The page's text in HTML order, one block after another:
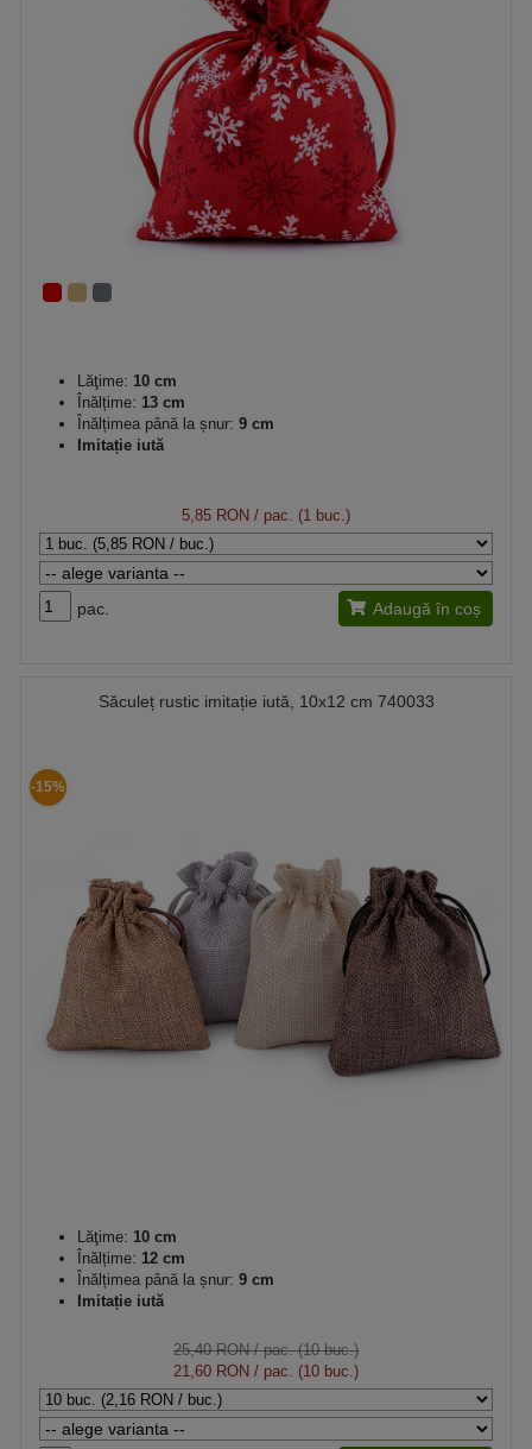
Lăţime: 10 cm
Înălțime: 13 cm
Înălțimea până la șnur: 9 cm
Imitație iută
5,85 RON / pac. (1 buc.)
pac. Adaugă în coș
Săculeț rustic imitație iută, 10x12 cm 740033
-15%
Lăţime: 10 cm
Înălțime: 12 cm
Înălțimea până la șnur: 9 cm
Imitație iută
25,40 RON/ pac. (10 buc.)
21,60 RON / pac. (10 buc.)